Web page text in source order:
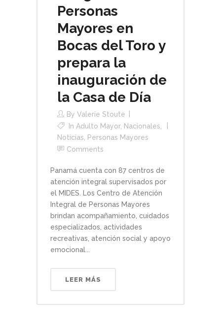
Personas
Mayores en
Bocas del Toro y
prepara la
inauguración de
la Casa de Día
By Valerie Stoute
In Adulto Mayor, Nacionales
Noticias
Personas Mayores
Comments
Panamá cuenta con 87 centros de
atención integral supervisados por
el MIDES. Los Centro de Atención
Integral de Personas Mayores
brindan acompañamiento, cuidados
especializados, actividades
recreativas, atención social y apoyo
emocional...
LEER MÁS